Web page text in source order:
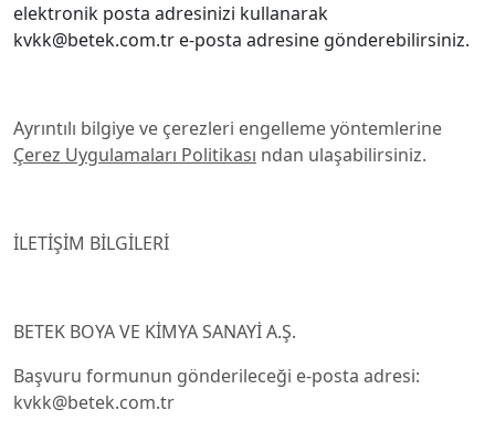
elektronik posta adresinizi kullanarak
kvkk@betek.com.tr e-posta adresine gönderebilirsiniz.
Ayrıntılı bilgiye ve çerezleri engelleme yöntemlerine
Çerez Uygulamaları Politikası ndan ulaşabilirsiniz.
İLETİŞİM BİLGİLERİ
BETEK BOYA VE KİMYA SANAYİ A.Ş.
Başvuru formunun gönderileceği e-posta adresi:
kvkk@betek.com.tr